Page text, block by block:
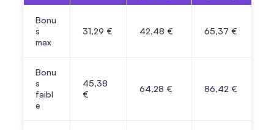
Bonu
s
max
31,29 € 42,48 € 65,37 €
Bonu
s
faibl
e
45,38
€
64,28 € 86,42 €